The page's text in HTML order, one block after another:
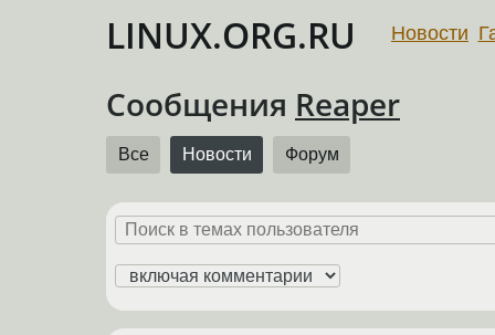
LINUX.ORG.RU Новости
Сообщения Reaper
Все Новости Форум